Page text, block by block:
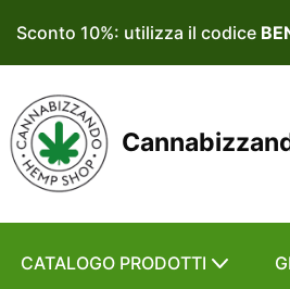
Vai
contenuto
Sconto 10%: utilizza il codice
CATALOGO PRODOTTI